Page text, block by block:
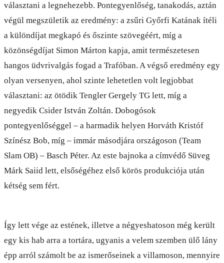
választani a legnehezebb. Pontegyenlőség, tanakodás, aztán
végül megszületik az eredmény: a zsűri Győrfi Katának ítéli
a különdíjat megkapó és őszinte szövegéért, míg a
közönségdíjat Simon Márton kapja, amit természetesen
hangos üdvrivalgás fogad a Trafóban. A végső eredmény egy
olyan versenyen, ahol szinte lehetetlen volt legjobbat
választani: az ötödik Tengler Gergely TG lett, míg a
negyedik Csider István Zoltán. Dobogósok
pontegyenlőséggel – a harmadik helyen Horváth Kristóf
Színész Bob, míg – immár másodjára országoson (Team
Slam OB) – Basch Péter. Az este bajnoka a címvédő Süveg
Márk Saiid lett, elsőségéhez első körös produkciója után
kétség sem fért.
Így lett vége az estének, illetve a négyeshatoson még került
egy kis hab arra a tortára, ugyanis a velem szemben ülő lány
épp arról számolt be az ismerőseinek a villamoson, mennyire